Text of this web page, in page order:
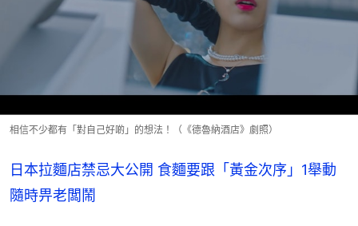
相信不少都有「對自己好啲」的想法！（《德魯納酒店》劇照）
日本拉麵店禁忌大公開 食麵要跟「黃金次序」1舉動
隨時畀老闆鬧